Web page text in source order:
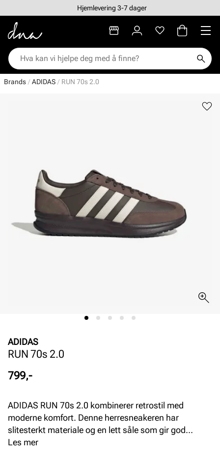
Hjemlevering 3-7 dager
Brands ADIDAS RUN 70s 2.0
ADIDAS
RUN 70s 2.0
Pris
799,-
ADIDAS RUN 70s 2.0 kombinerer retrostil med
moderne komfort. Denne herresneakeren har
slitesterkt materiale og en lett såle som gir god
demping og støtte gjennom hele dagen. Perfekt for
Les mer